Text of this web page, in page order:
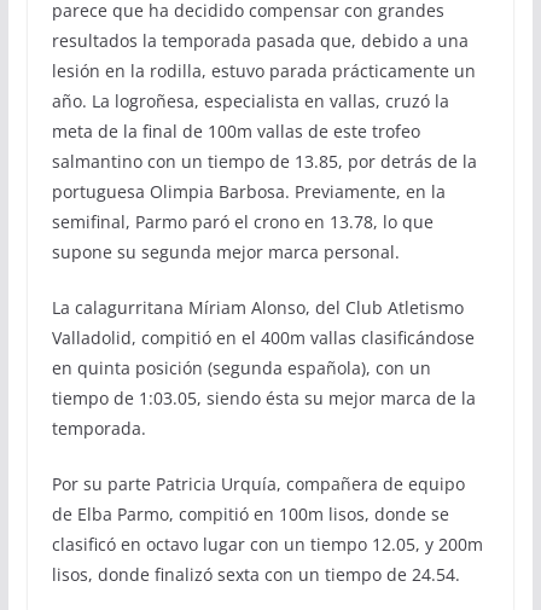
parece que ha decidido compensar con grandes
resultados la temporada pasada que, debido a una
lesión en la rodilla, estuvo parada prácticamente un
año. La logroñesa, especialista en vallas, cruzó la
meta de la final de 100m vallas de este trofeo
salmantino con un tiempo de 13.85, por detrás de la
portuguesa Olimpia Barbosa. Previamente, en la
semifinal, Parmo paró el crono en 13.78, lo que
supone su segunda mejor marca personal.
La calagurritana Míriam Alonso, del Club Atletismo
Valladolid, compitió en el 400m vallas clasificándose
en quinta posición (segunda española), con un
tiempo de 1:03.05, siendo ésta su mejor marca de la
temporada.
Por su parte Patricia Urquía, compañera de equipo
de Elba Parmo, compitió en 100m lisos, donde se
clasificó en octavo lugar con un tiempo 12.05, y 200m
lisos, donde finalizó sexta con un tiempo de 24.54.